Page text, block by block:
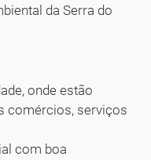
da Serra do
onde estão
comércios, serviços
com boa